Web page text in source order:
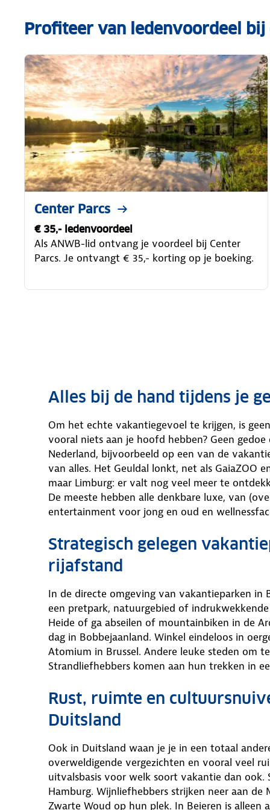
Profiteer van ledenvoordeel bij
Center Parcs
€ 35,- ledenvoordeel
Als ANWB-lid ontvang je voordeel bij Center
Parcs. Je ontvangt € 35,- korting op je boeking.
Alles bij de hand tijdens je
Om het echte vakantiegevoel te krijgen, is
vooral niets aan je hoofd hebben? Geen
Nederland, bijvoorbeeld op een van de
van alles. Het Geuldal lonkt, net als GaiaZOO
maar Limburg: er valt nog veel meer te
De meeste hebben alle denkbare luxe, van
entertainment voor jong en oud en
Strategisch gelegen
rijafstand
In de directe omgeving van vakantieparken in
een pretpark, natuurgebied of
Heide of ga abseilen of mountainbiken in de
dag in Bobbejaanland. Winkel eindeloos in
Atomium in Brussel. Andere leuke steden om
Strandliefhebbers komen aan hun trekken in
Rust, ruimte en
Duitsland
Ook in Duitsland waan je je in een totaal
overweldigende vergezichten en vooral veel
uitvalsbasis voor welk soort vakantie dan
Hamburg. Wijnliefhebbers strijken neer aan
Zwarte Woud op hun plek. In Beieren is